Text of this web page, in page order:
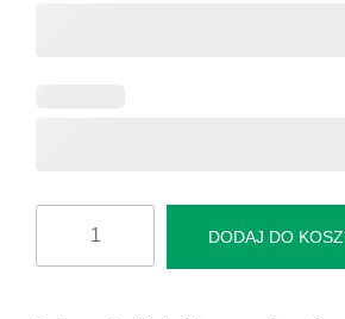
DODAJ DO